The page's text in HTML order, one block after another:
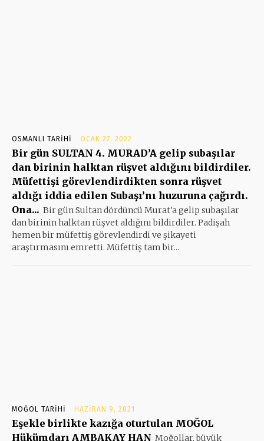
OSMANLI TARIHI OCAK 27, 2022
Bir gün SULTAN 4. MURAD’A gelip subaşılar
dan birinin halktan rüşvet aldığını bildirdiler.
Müfettişi görevlendirdikten sonra rüşvet
aldığı iddia edilen Subaşı’nı huzuruna çağırdı.
Ona... Bir gün Sultan dördüncü Murat'a gelip subaşılar
dan birinin halktan rüşvet aldığını bildirdiler. Padişah
hemen bir müfettiş görevlendirdi ve şikayeti
araştırmasını emretti. Müfettiş tam bir...
MOĞOL TARIHI HAZIRAN 9, 2021
Eşekle birlikte kazığa oturtulan MOĞOL
Hükümdarı AMBAKAY HAN Moğollar, büyük